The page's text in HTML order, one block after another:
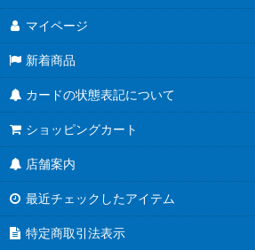
マイページ
新着商品
カードの状態表記について
ショッピングカート
店舗案内
最近チェックしたアイテム
特定商取引法表示